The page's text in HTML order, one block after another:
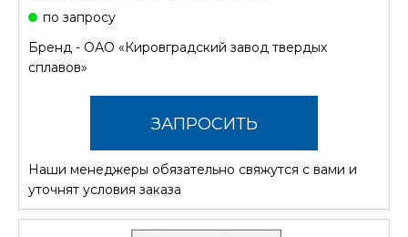
по запросу
Бренд - ОАО «Кировградский завод твердых
сплавов»
ЗАПРОСИТЬ
СТОИМОСТЬ
Наши менеджеры обязательно свяжутся с вами и
уточнят условия заказа